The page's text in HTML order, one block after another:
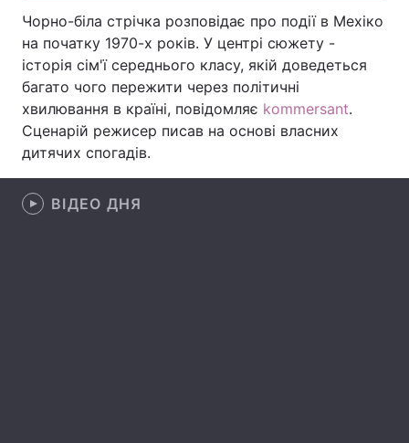
Техно і зв'язок Лайт
Зброя Інциденти
Здоров'я Туризм
Цікавинки
Екологія
Чорно-біла стрічка розповідає про події в Мехіко
на початку 1970-х років. У центрі сюжету -
історія сім'ї середнього класу, якій доведеться
багато чого пережити через політичні
хвилювання в країні, повідомляє kommersant.
Сценарій режисер писав на основі власних
дитячих спогадів.
ВІДЕО ДНЯ